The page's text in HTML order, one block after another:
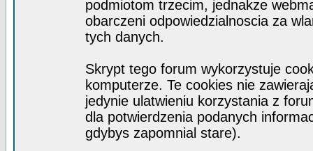
podmiotom trzecim, jednakze
obarczeni odpowiedzialnoscia za
tych danych.
Skrypt tego forum wykorzystuje
komputerze. Te cookies nie
jedynie ulatwieniu korzystania z
dla potwierdzenia podanych
gdybys zapomnial stare).